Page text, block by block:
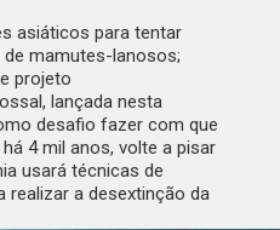
asiáticos para tentar
de mamutes-lanosos;
projeto
lançada nesta
desafio fazer com que
4 mil anos, volte a pisar
usará técnicas de
realizar a desextinção da